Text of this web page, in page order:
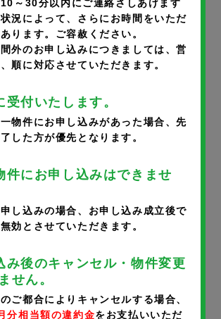
～30分以内にご連絡さしあげます
況によって、さらにお時間をいただ
ります。ご容赦ください。
外のお申し込みにつきましては、営
順に対応させていただきます。
付いたします。
物件にお申し込みがあった場合、先
した方が優先となります。
件にお申し込みはできませ
し込みの場合、お申し込み成立後で
効とさせていただきます。
み後のキャンセル・物件変更
せん。
ご都合によりキャンセルする場合、
分相当額の違約金をお支払いいただ